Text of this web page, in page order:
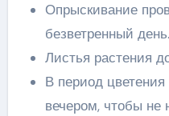
Опрыскивание
безветренный день.
Листья растения
В период
вечером, чтобы не